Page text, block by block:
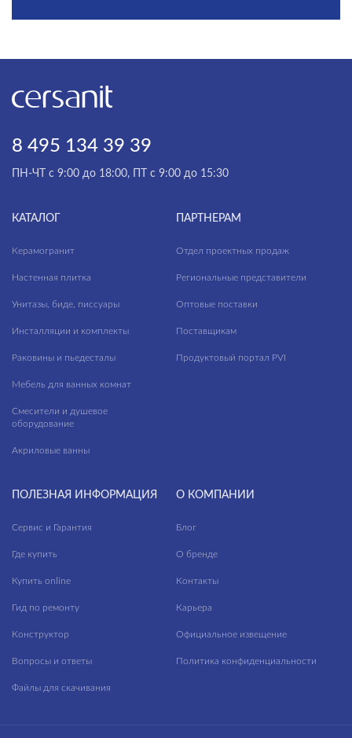
8 495 134 39 39
ПН-ЧТ с 9:00 до 18:00, ПТ с 9:00 до 15:30
КАТАЛОГ
Керамогранит
Настенная плитка
Унитазы, биде, писсуары
Инсталляции и комплекты
Раковины и пьедесталы
Мебель для ванных комнат
Смесители и душевое
оборудование
Акриловые ванны
ПАРТНЕРАМ
Отдел проектных продаж
Региональные представители
Оптовые поставки
Поставщикам
Продуктовый портал PVI
ПОЛЕЗНАЯ ИНФОРМАЦИЯ
Сервис и Гарантия
Где купить
Купить online
Гид по ремонту
Конструктор
Вопросы и ответы
Файлы для скачивания
О КОМПАНИИ
Блог
О бренде
Контакты
Карьера
Официальное извещение
Политика конфиденциальности